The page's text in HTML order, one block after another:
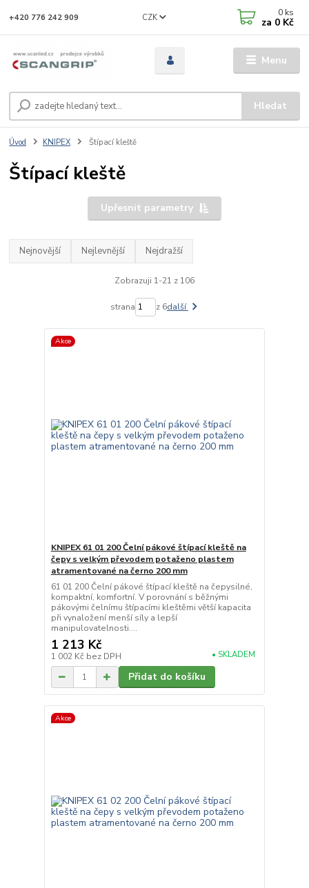
Menu
CZK
Hledat
+420 776 242 909 0 ks
za 0 Kč
Úvod KNIPEX Štípací kleště
Štípací kleště
Upřesnit parametry
Nejnovější Nejlevnější Nejdražší
Zobrazuji 1-21 z 106
strana z 6další
Akce
KNIPEX 61 01 200 Čelní pákové štípací kleště na
čepy s velkým převodem potaženo plastem
atramentované na černo 200 mm
61 01 200 Čelní pákové štípací kleště na čepysilné,
kompaktní, komfortní. V porovnání s běžnými
pákovými čelnímu štípacími kleštěmi větší kapacita
při vynaložení menší síly a lepší
manipulovatelnosti....
1 213 Kč
1 002 Kč bez DPH • SKLADEM
Přidat do košíku
Akce